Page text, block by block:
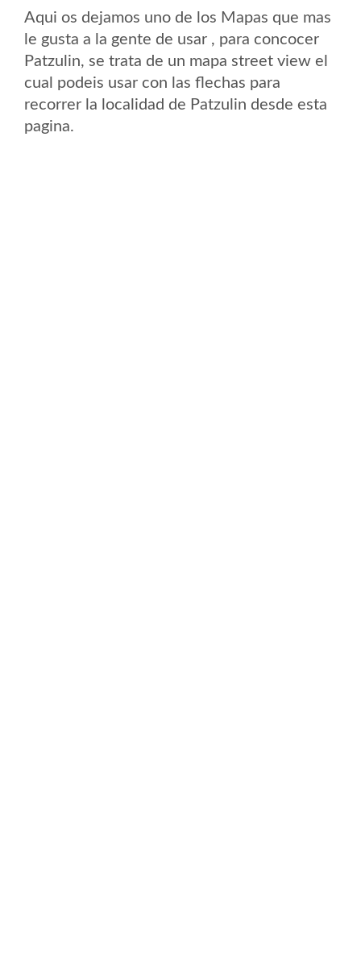
Aqui os dejamos uno de los Mapas que mas
le gusta a la gente de usar , para concocer
Patzulin, se trata de un mapa street view el
cual podeis usar con las flechas para
recorrer la localidad de Patzulin desde esta
pagina.